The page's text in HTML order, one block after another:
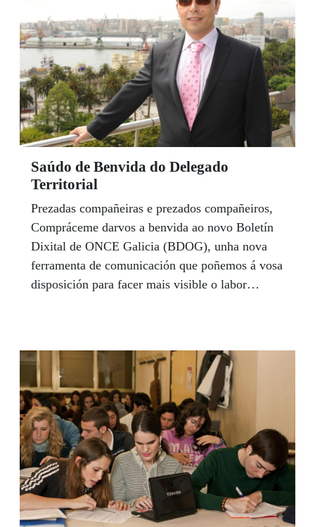
presentación multisensorial do mundo da camelia
nos xardíns e, de seguido, participar nun "xantar
a cegas", todo coa colaboración do profesorado e
alumnado do CIFP Carlos Oroza.
Saúdo de Benvida do Delegado
Territorial
Prezadas compañeiras e prezados compañeiros,
Compráceme darvos a benvida ao novo Boletín
Dixital de ONCE Galicia (BDOG), unha nova
ferramenta de comunicación que poñemos á vosa
disposición para facer mais visible o labor
dos soportes comunicacionais dos que xa
dispoñemos, senón que ven a complementalos a
todos eles, chamando a atención sobre os
acontecementos acaecidos no noso entorno mais
inmediato: a actividade xenerada nos nosos
centros e pola nosa xente, as iniciativas
emprendidas en Galicia pola nosa querida
Fundación, á marcha do noso grupo empresarial
social Ilunion en Galicia, ou mesmo ás novas